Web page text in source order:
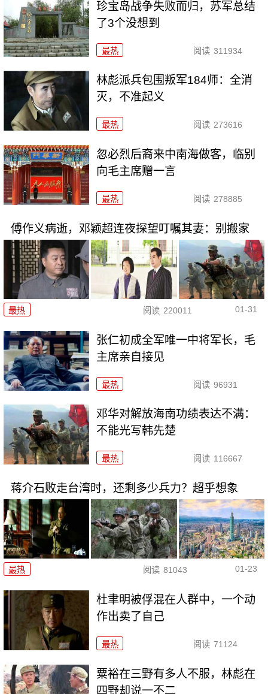
珍宝岛战争失败而归，苏军总结
了3个没想到
最热 阅读 311934
林彪派兵包围叛军184师：全消
灭，不准起义
最热 阅读 273616
忽必烈后裔来中南海做客，临别
向毛主席赠一言
最热 阅读 278885
傅作义病逝，邓颖超连夜探望叮嘱其妻：别搬家
最热 阅读 220011 01-31
张仁初成全军唯一中将军长，毛
主席亲自接见
最热 阅读 96931
邓华对解放海南功绩表达不满：
不能光写韩先楚
最热 阅读 116667
蒋介石败走台湾时，还剩多少兵力？超乎想象
最热 阅读 81043 01-23
杜聿明被俘混在人群中，一个动
作出卖了自己
最热 阅读 71124
粟裕在三野有多人不服，林彪在
四野却说一不二